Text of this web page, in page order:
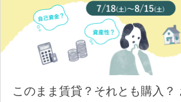
このまま賃貸？それとも購入？